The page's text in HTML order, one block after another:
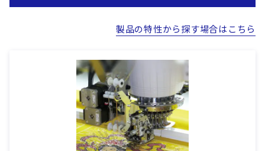
製品の特性から探す場合はこちら